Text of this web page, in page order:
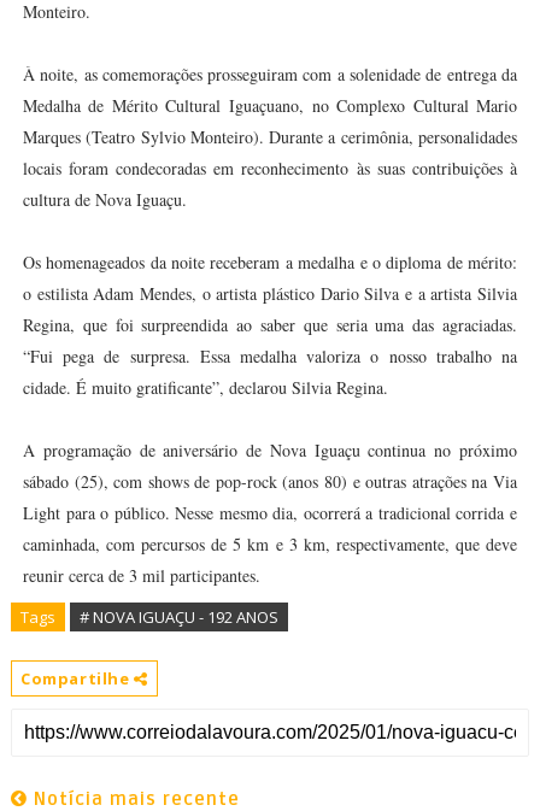
Monteiro.
À noite, as comemorações prosseguiram com a solenidade de entrega da
Medalha de Mérito Cultural Iguaçuano, no Complexo Cultural Mario
Marques (Teatro Sylvio Monteiro). Durante a cerimônia, personalidades
locais foram condecoradas em reconhecimento às suas contribuições à
cultura de Nova Iguaçu.
Os homenageados da noite receberam a medalha e o diploma de mérito:
o estilista Adam Mendes, o artista plástico Dario Silva e a artista Silvia
Regina, que foi surpreendida ao saber que seria uma das agraciadas.
“Fui pega de surpresa. Essa medalha valoriza o nosso trabalho na
cidade. É muito gratificante”, declarou Silvia Regina.
A programação de aniversário de Nova Iguaçu continua no próximo
sábado (25), com shows de pop-rock (anos 80) e outras atrações na Via
Light para o público. Nesse mesmo dia, ocorrerá a tradicional corrida e
caminhada, com percursos de 5 km e 3 km, respectivamente, que deve
reunir cerca de 3 mil participantes.
Tags # NOVA IGUAÇU - 192 ANOS
Compartilhe
Notícia mais recente